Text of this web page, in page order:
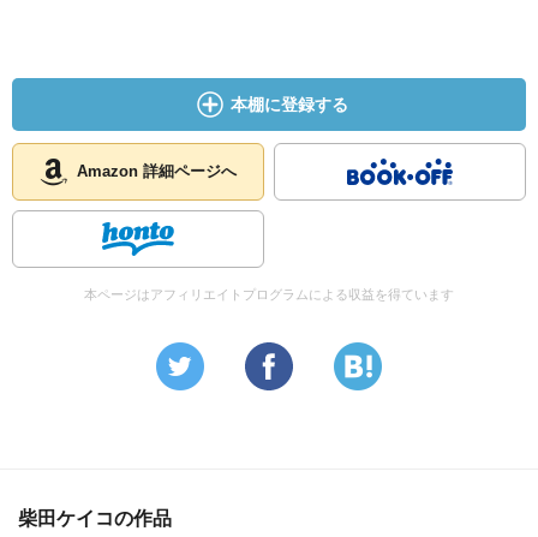
本棚に登録する
Amazon 詳細ページへ
本ページはアフィリエイトプログラムによる収益を得ています
柴田ケイコの作品